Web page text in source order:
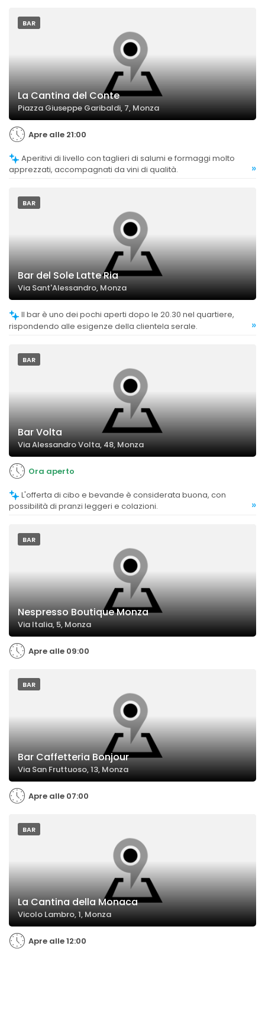
BAR
La Cantina del Conte
Piazza Giuseppe Garibaldi, 7, Monza
Apre alle 21:00
apprezzati, accompagnati da vini di qualità.
»
BAR
Bar del Sole Latte Ria
Via Sant'Alessandro, Monza
rispondendo alle esigenze della clientela serale.
»
BAR
Bar Volta
Via Alessandro Volta, 48, Monza
Ora aperto
possibilità di pranzi leggeri e colazioni.
»
BAR
Nespresso Boutique Monza
Via Italia, 5, Monza
Apre alle 09:00
BAR
Bar Caffetteria Bonjour
Via San Fruttuoso, 13, Monza
Apre alle 07:00
BAR
La Cantina della Monaca
Vicolo Lambro, 1, Monza
Apre alle 12:00